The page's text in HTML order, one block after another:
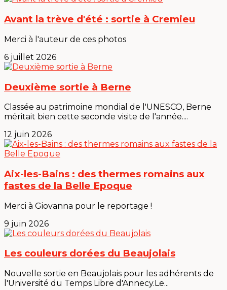
Avant la trève d'été : sortie à Cremieu
Merci à l'auteur de ces photos
6 juillet 2026
Deuxième sortie à Berne
Classée au patrimoine mondial de l'UNESCO, Berne
méritait bien cette seconde visite de l'année....
12 juin 2026
Aix-les-Bains : des thermes romains aux
fastes de la Belle Epoque
Merci à Giovanna pour le reportage !
9 juin 2026
Les couleurs dorées du Beaujolais
Nouvelle sortie en Beaujolais pour les adhérents de
l'Université du Temps Libre d'Annecy.Le...